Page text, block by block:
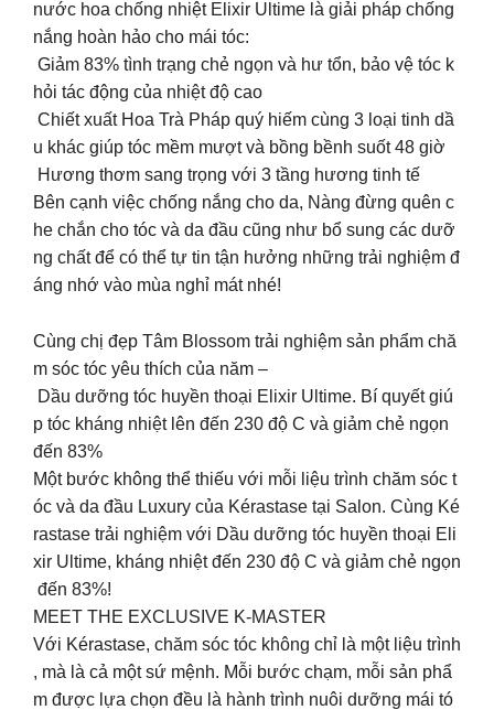
nước hoa chống nhiệt Elixir Ultime là giải pháp chống
nắng hoàn hảo cho mái tóc:
Giảm 83% tình trạng chẻ ngọn và hư tổn, bảo vệ tóc k
hỏi tác động của nhiệt độ cao
Chiết xuất Hoa Trà Pháp quý hiếm cùng 3 loại tinh dầ
u khác giúp tóc mềm mượt và bồng bềnh suốt 48 giờ
Hương thơm sang trọng với 3 tầng hương tinh tế
Bên cạnh việc chống nắng cho da, Nàng đừng quên c
he chắn cho tóc và da đầu cũng như bổ sung các dưỡ
ng chất để có thể tự tin tận hưởng những trải nghiệm đ
áng nhớ vào mùa nghỉ mát nhé!
Cùng chị đẹp Tâm Blossom trải nghiệm sản phẩm chă
m sóc tóc yêu thích của năm –
Dầu dưỡng tóc huyền thoại Elixir Ultime. Bí quyết giú
p tóc kháng nhiệt lên đến 230 độ C và giảm chẻ ngọn
đến 83%
Một bước không thể thiếu với mỗi liệu trình chăm sóc t
óc và da đầu Luxury của Kérastase tại Salon. Cùng Ké
rastase trải nghiệm với Dầu dưỡng tóc huyền thoại Eli
xir Ultime, kháng nhiệt đến 230 độ C và giảm chẻ ngọn
đến 83%!
MEET THE EXCLUSIVE K-MASTER
Với Kérastase, chăm sóc tóc không chỉ là một liệu trình
, mà là cả một sứ mệnh. Mỗi bước chạm, mỗi sản phẩ
m được lựa chọn đều là hành trình nuôi dưỡng mái tó